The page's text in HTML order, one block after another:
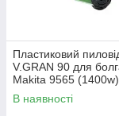
Пластиковий
V.GRAN 90 для
Makita 9565
M1400)
В наявності